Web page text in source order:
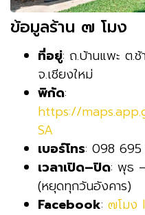
ข้อมูลร้าน ๗ โมง
ที่อยู่: ถ.บ้านแพะ ต.
จ.เชียงใหม่
พิกัด:
https://
SA
เบอร์โทร: 098 695
เวลาเปิด–ปิด: พุธ
(หยุดทุกวันอังคาร)
Facebook: ๗โมง